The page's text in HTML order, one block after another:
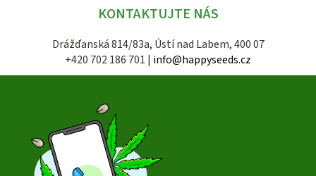
KONTAKTUJTE NÁS
Drážďanská 814/83a, Ústí nad Labem, 400 07
+420 702 186 701 | info@happyseeds.cz